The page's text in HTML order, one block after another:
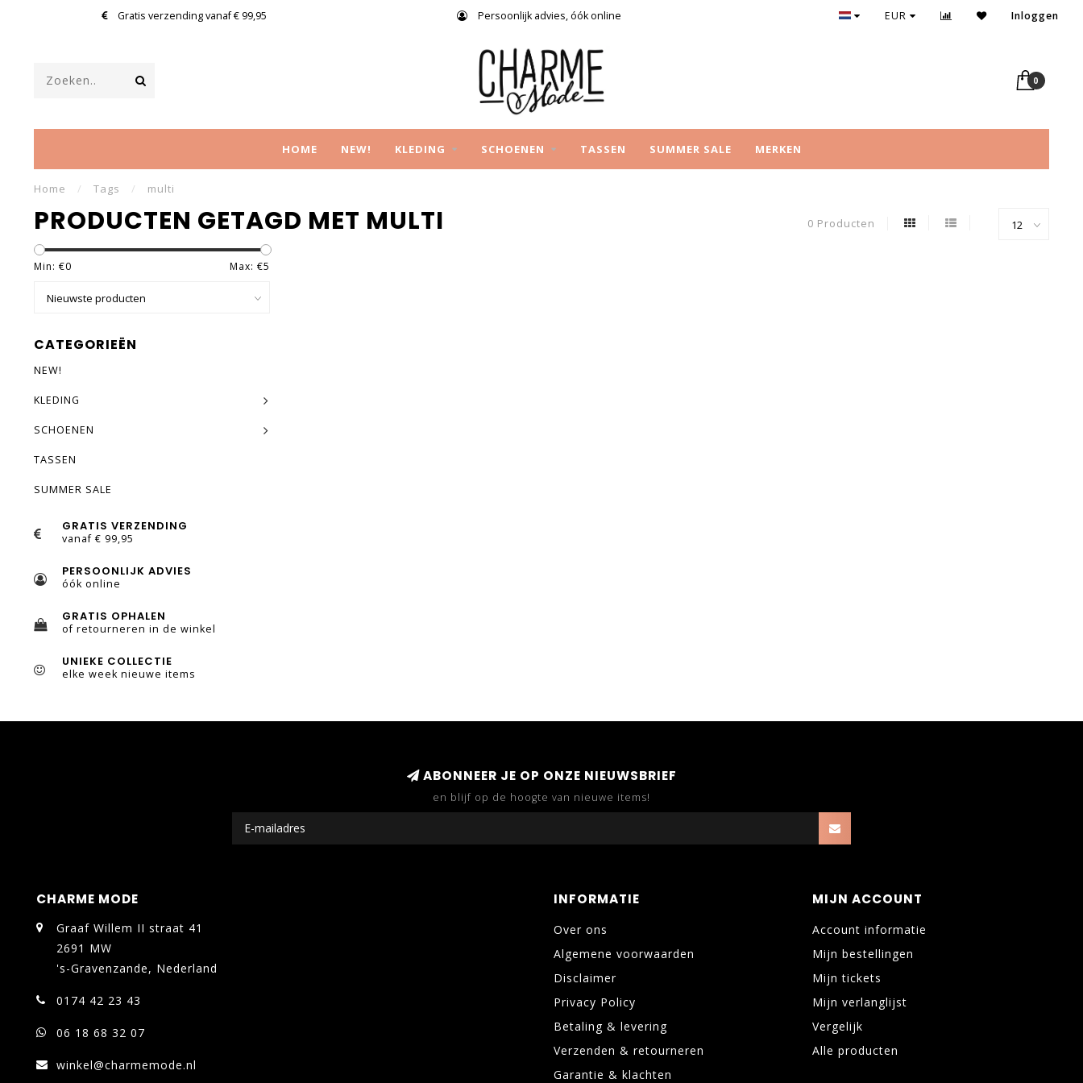
Gratis verzending vanaf € 99,95 Persoonlijk advies, óók online EUR Inloggen
0
HOME NEW! KLEDING SCHOENEN TASSEN SUMMER SALE MERKEN
Home / Tags / multi
PRODUCTEN GETAGD MET MULTI 0 Producten
Min: €0 Max: €5
CATEGORIEËN
NEW!
KLEDING
SCHOENEN
TASSEN
SUMMER SALE
GRATIS VERZENDING
vanaf € 99,95
PERSOONLIJK ADVIES
óók online
GRATIS OPHALEN
of retourneren in de winkel
UNIEKE COLLECTIE
elke week nieuwe items
ABONNEER JE OP ONZE NIEUWSBRIEF
en blijf op de hoogte van nieuwe items!
CHARME MODE
Graaf Willem II straat 41
2691 MW
's-Gravenzande, Nederland
0174 42 23 43
06 18 68 32 07
winkel@charmemode.nl
INFORMATIE
Over ons
Algemene voorwaarden
Disclaimer
Privacy Policy
Betaling & levering
Verzenden & retourneren
Garantie & klachten
MIJN ACCOUNT
Account informatie
Mijn bestellingen
Mijn tickets
Mijn verlanglijst
Vergelijk
Alle producten